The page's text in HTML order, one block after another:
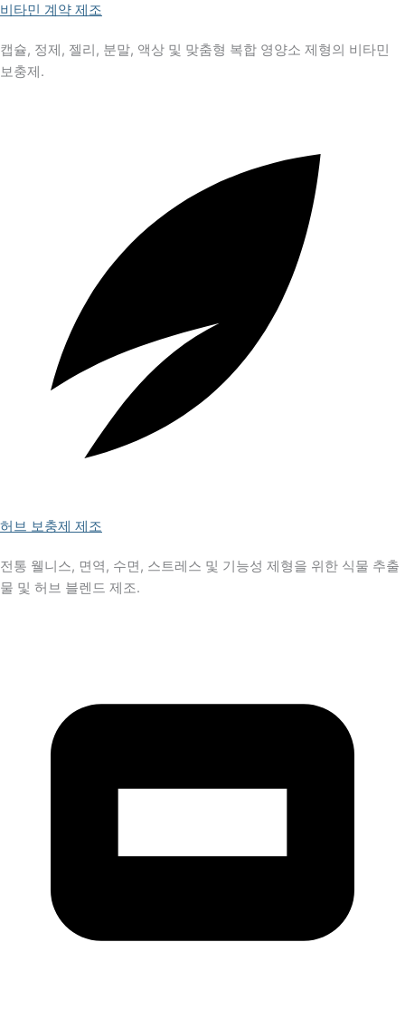
비타민 계약 제조
캡슐, 정제, 젤리, 분말, 액상 및 맞춤형 복합 영양소 제형의 비타민
보충제.
허브 보충제 제조
전통 웰니스, 면역, 수면, 스트레스 및 기능성 제형을 위한 식물 추출
물 및 허브 블렌드 제조.